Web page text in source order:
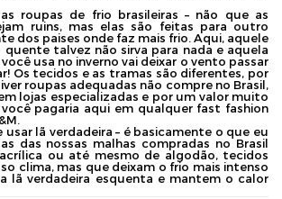
roupas de frio brasileiras – não que as
ruins, mas elas são feitas para outro
dos paises onde faz mais frio. Aqui, aquele
talvez não sirva para nada e aquela
usa no inverno vai deixar o vento passar
Os tecidos e as tramas são diferentes, por
roupas adequadas não compre no Brasil,
lojas especializadas e por um valor muito
pagaria aqui em qualquer fast fashion
usar lã verdadeira – é basicamente o que eu
das nossas malhas compradas no Brasil
ou até mesmo de algodão, tecidos
clima, mas que deixam o frio mais intenso
lã verdadeira esquenta e mantem o calor